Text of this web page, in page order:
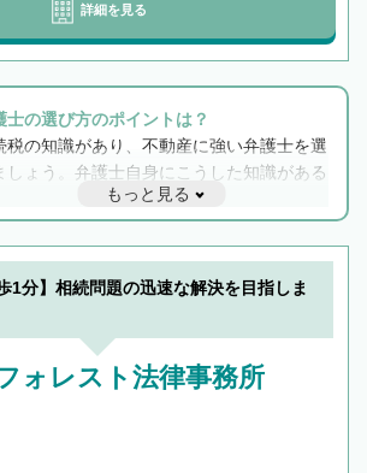
詳細を見る
士の選び方のポイントは？
税の知識があり、不動産に強い弁護士を選
しょう。弁護士自身にこうした知識がある
士業との連携もスムーズに進み、トラブル
のみならず相続をトータルで任せることが
ます。また、相続は感情がからむ分野なの
ィーリングも重要です。実際に電話や面談
もっと見る
1分】相続問題の迅速な解決を目指しま
ォレスト法律事務所